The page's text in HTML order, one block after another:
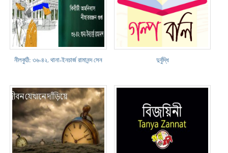
নীলকুঠি: ৩৬-৪২. থানা-ইনচার্জ রামানন্দ সেন দুর্বুদ্ধি